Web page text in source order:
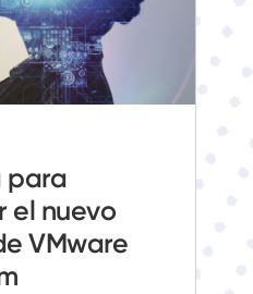
para
el nuevo
VMware